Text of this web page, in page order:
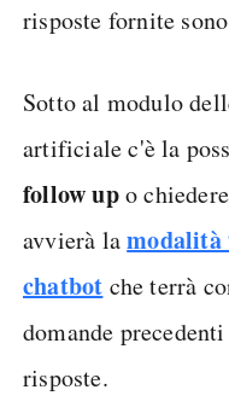
risposte fornite
Sotto al modulo
artificiale c'è la
follow upo
avvierà lamodalità
chatbot che terrà
domande
risposte.